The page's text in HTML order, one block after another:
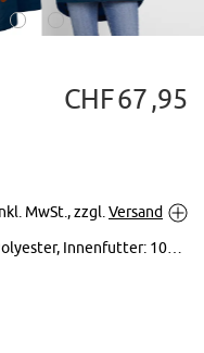
Vergrößern
CHF67 95
MwSt., zzgl. Versand
Fellimitat: 36% Acryl, 33% Polyester, 31% Modacryl